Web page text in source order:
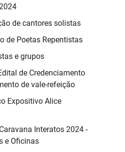
de cantores solistas
de Poetas Repentistas
e grupos
de Credenciamento
de vale-refeição
Expositivo Alice
Interatos 2024 -
e Oficinas